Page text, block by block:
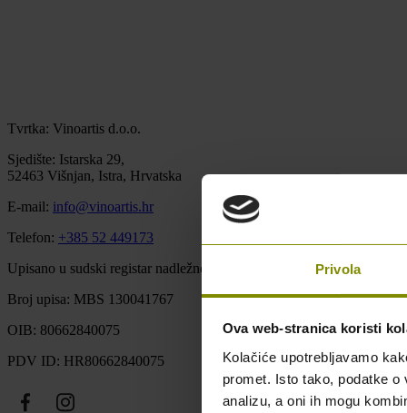
Privola
Ova web-stranica koristi
Kolačiće upotrebljavamo
promet. Isto tako, podatke
analizu, a oni ih mogu
Tvrtka: Vinoartis d.o.o.
Sjedište: Istarska 29,
52463 Višnjan, Istra, Hrvatska
E-mail: info@vinoartis.hr
Telefon: +385 52 449173
Upisano u sudski registar nadležnog trgovačkog suda u Pazinu u
Broj upisa: MBS 130041767
OIB: 80662840075
PDV ID: HR80662840075